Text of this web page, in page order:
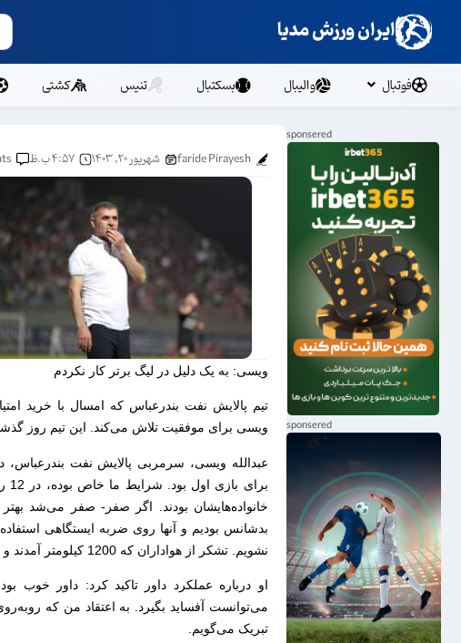
ایران ورزش مدیا
فوتبال والیبال بسکتبال تنیس کشتی
faride Pirayesh شهریور ۲۰, ۱۴۰۳ ۴:۵۷ ب.ظ
ویسی: به یک دلیل در لیگ برتر کار نکردم
تیم پالایش نفت بندرعباس که امسال با خرید
ویسی برای موفقیت تلاش می‌کند. این تیم روز
عبدالله ویسی، سرمربی پالایش نفت
خانواده‌هایشان بودند. اگر صفر- صفر می‌شد
بدشانس بودیم و آنها روی ضربه ایستگاهی
نشویم. تشکر از هواداران که 1200 کیلومتر آمدند و تیم را تشویق کردند.
او درباره عملکرد داور تاکید کرد: داور خوب
می‌توانست آفساید بگیرد. به اعتقاد من که
تبریک می‌گویم.